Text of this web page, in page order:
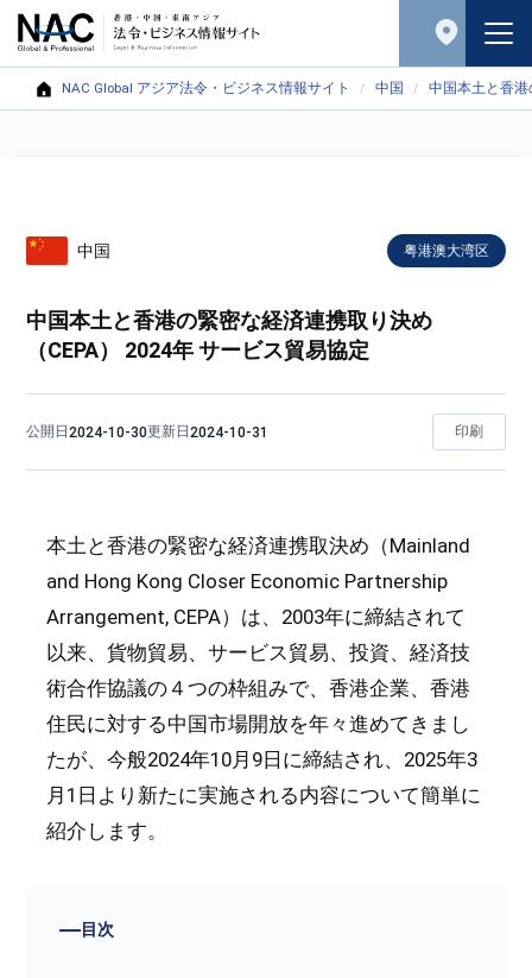
NAC Global アジア法令・ビジネス情報サイト 中国 中国本土と香港
中国 粤港澳大湾区
中国本土と香港の緊密な経済連携取り決め
（CEPA） 2024年 サービス貿易協定
公開日2024-10-30更新日2024-10-31 印刷
本土と香港の緊密な経済連携取決め（Mainland
and Hong Kong Closer Economic Partnership
Arrangement, CEPA）は、2003年に締結されて
以来、貨物貿易、サービス貿易、投資、経済技
術合作協議の４つの枠組みで、香港企業、香港
住民に対する中国市場開放を年々進めてきまし
たが、今般2024年10月9日に締結され、2025年3
月1日より新たに実施される内容について簡単に
紹介します。
目次